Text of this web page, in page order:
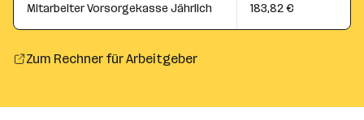
Mitarbeiter Vorsorgekasse Jährlich 183,82 €
Zum Rechner für Arbeitgeber